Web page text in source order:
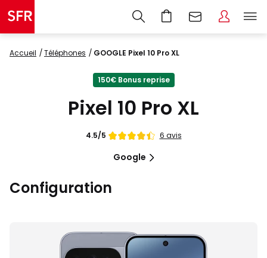
Accueil Téléphones GOOGLE Pixel 10 Pro XL
150€ Bonus reprise
Pixel 10 Pro XL
Note
4.5/5 6 avis
Google
Configuration
Images
du